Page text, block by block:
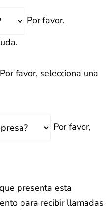
Por favor,
Por favor, selecciona una
Por favor,
presenta esta
para recibir llamadas